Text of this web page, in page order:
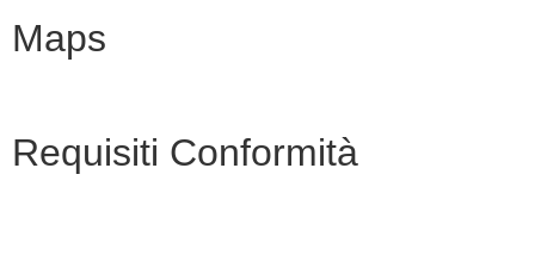
Maps
Requisiti Conformità